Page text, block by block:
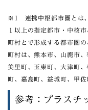
※1 連携中枢都市圏とは
１以上の指定都市・中核
町村とで形成する都市圏
町村は、熊本市、山鹿市
美里町、玉東町、大津町
町、嘉島町、益城町、甲
参考：プラスチ